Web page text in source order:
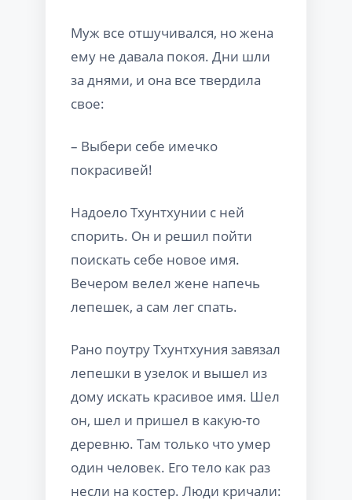
Муж все отшучивался, но жена
ему не давала покоя. Дни шли
за днями, и она все твердила
свое:
– Выбери себе имечко
покрасивей!
Надоело Тхунтхунии с ней
спорить. Он и решил пойти
поискать себе новое имя.
Вечером велел жене напечь
лепешек, а сам лег спать.
Рано поутру Тхунтхуния завязал
лепешки в узелок и вышел из
дому искать красивое имя. Шел
он, шел и пришел в какую-то
деревню. Там только что умер
один человек. Его тело как раз
несли на костер. Люди кричали: